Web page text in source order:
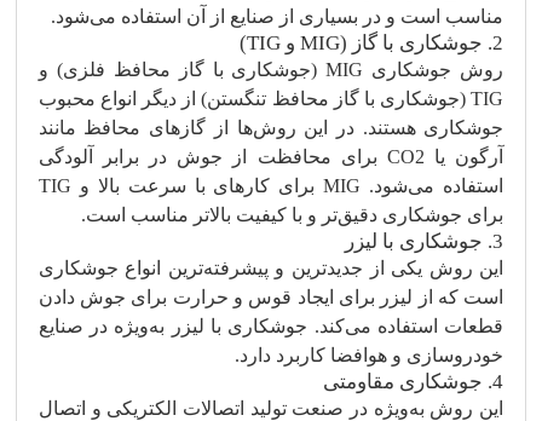
مناسب است و در بسیاری از صنایع از آن استفاده می‌شود.
2. جوشکاری با گاز (MIG و TIG)
روش جوشکاری MIG (جوشکاری با گاز محافظ فلزی) و
TIG (جوشکاری با گاز محافظ تنگستن) از دیگر انواع محبوب
جوشکاری هستند. در این روش‌ها از گازهای محافظ مانند
آرگون یا CO2 برای محافظت از جوش در برابر آلودگی
استفاده می‌شود. MIG برای کارهای با سرعت بالا و TIG
برای جوشکاری دقیق‌تر و با کیفیت بالاتر مناسب است.
3. جوشکاری با لیزر
این روش یکی از جدیدترین و پیشرفته‌ترین انواع جوشکاری
است که از لیزر برای ایجاد قوس و حرارت برای جوش دادن
قطعات استفاده می‌کند. جوشکاری با لیزر به‌ویژه در صنایع
خودروسازی و هوافضا کاربرد دارد.
4. جوشکاری مقاومتی
این روش به‌ویژه در صنعت تولید اتصالات الکتریکی و اتصال